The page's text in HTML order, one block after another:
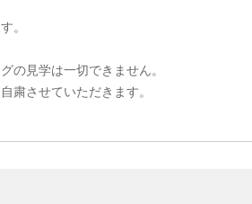
。
の見学は一切できません。
粛させていただきます。